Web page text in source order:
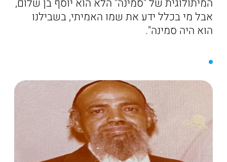
המיתולוגית של "סמינה" הלא הוא יוסף בן שלום,
אבל מי בכלל ידע את שמו האמיתי, בשבילנו
הוא היה סמינה".